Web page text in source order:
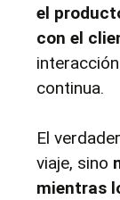
el
con el
continua.
El
viaje, sino
mientras